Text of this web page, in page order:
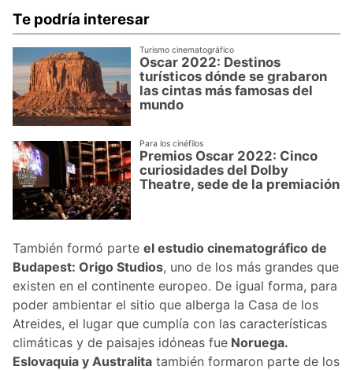
Te podría interesar
Turismo cinematográfico
Oscar 2022: Destinos
turísticos dónde se grabaron
las cintas más famosas del
mundo
Para los cinéfilos
Premios Oscar 2022: Cinco
curiosidades del Dolby
Theatre, sede de la premiación
También formó parte el estudio cinematográfico de
Budapest: Origo Studios, uno de los más grandes que
existen en el continente europeo. De igual forma, para
poder ambientar el sitio que alberga la Casa de los
Atreides, el lugar que cumplía con las características
climáticas y de paisajes idóneas fue Noruega.
Eslovaquia y Australita también formaron parte de los